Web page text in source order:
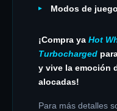
Modos de
¡Compra ya Hot
Turbocharged
y vive la emoción
alocadas!
Para más detalles